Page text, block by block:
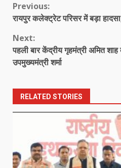
Continue
Reading
Previous:
रायपुर कलेक्ट्रेट परिसर में बड़ा
Next:
पहली बार केंद्रीय गृहमंत्री अमित
उपमुख्यमंत्री शर्मा
RELATED STORIES